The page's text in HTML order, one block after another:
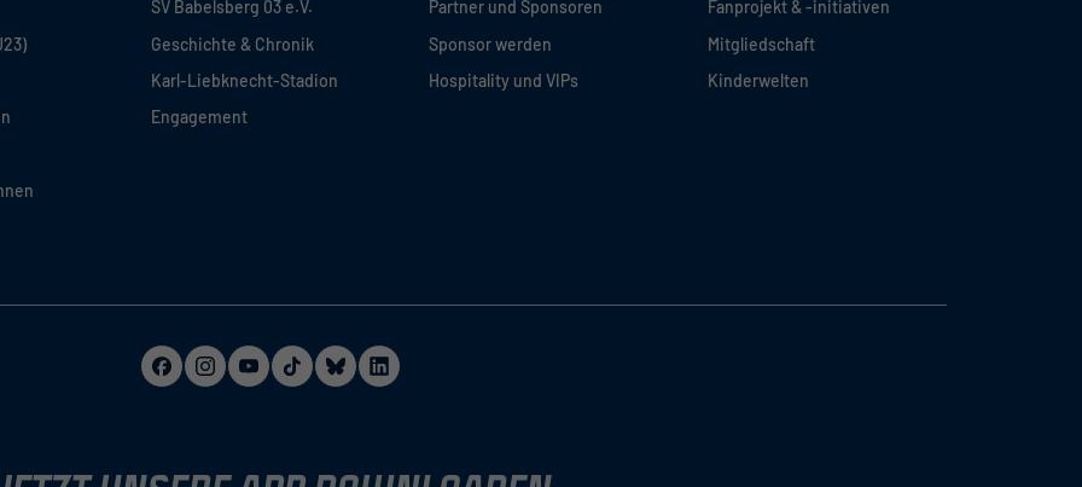
SV Babelsberg 03 e.V.
Geschichte & Chronik
Karl-Liebknecht-Stadion
Engagement
Partner und Sponsoren
Sponsor werden
Hospitality und VIPs
Fanprojekt & -initiativen
Mitgliedschaft
Kinderwelten